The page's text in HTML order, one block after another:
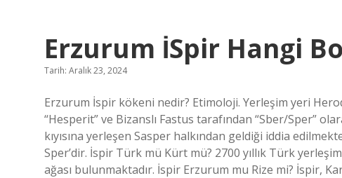
Erzurum İSpir Hangi
Tarih: Aralık 23, 2024
Erzurum İspir kökeni nedir? Etimoloji. Yerleşim yeri
“Hesperit” ve Bizanslı Fastus tarafından “Sber/Sper”
kıyısına yerleşen Sasper halkından geldiği iddia
Sper’dir. İspir Türk mü Kürt mü? 2700 yıllık Türk
ağası bulunmaktadır. İspir Erzurum mu Rize mi? İspir,